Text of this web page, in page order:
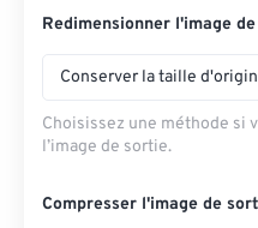
Depuis
Redimensionner l'image
Conserver la taille
Choisissez une méthode si
l’image de sortie.
Compresser l'image de